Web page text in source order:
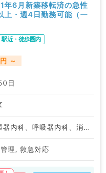
年6月新築移転済の急性
・週4日勤務可能（一
駅近・徒歩圏内
～
日
一般内科、循環器内科、呼吸器内科、消化器内科、内分泌・代謝内科、腎臓内科、総合診療科
理, 救急対応